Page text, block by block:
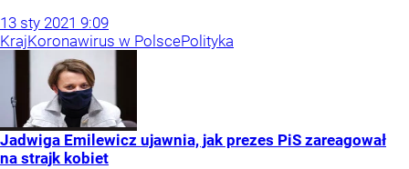
13 sty 2021 9:09
KrajKoronawirus w PolscePolityka
Jadwiga Emilewicz ujawnia, jak prezes PiS zareagował
na strajk kobiet